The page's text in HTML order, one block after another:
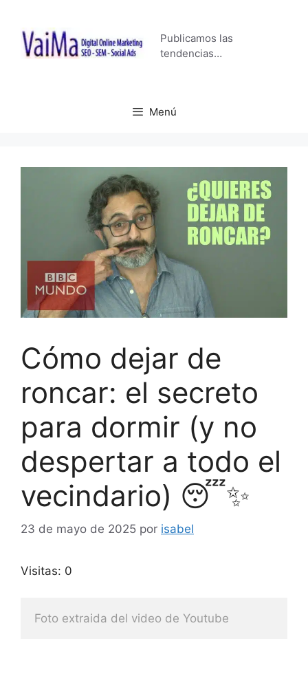
contenido
Publicamos las
tendencias…
Menú
Cómo dejar de
roncar: el secreto
para dormir (y no
despertar a todo el
vecindario) 😴✨
23 de mayo de 2025 por isabel
Visitas: 0
Foto extraida del video de Youtube